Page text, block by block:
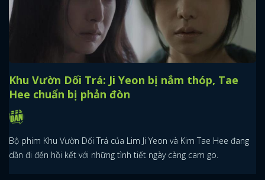
Khu Vườn Dối Trá: Ji Yeon bị nắm thóp, Tae
Hee chuẩn bị phản đòn
Bộ phim Khu Vườn Dối Trá của Lim Ji Yeon và Kim Tae Hee đang
dần đi đến hồi kết với những tình tiết ngày càng cam go.